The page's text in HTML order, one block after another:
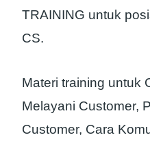
TRAINING untuk
CS.
Materi training untuk
Melayani Customer,
Customer, Cara